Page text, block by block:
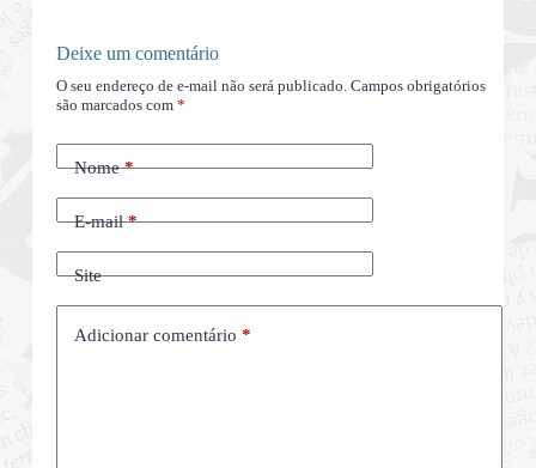
Deixe um comentário
O seu endereço de e-mail não será publicado. Campos obrigatórios
são marcados com *
Nome*
E-mail*
Site
Adicionar comentário *